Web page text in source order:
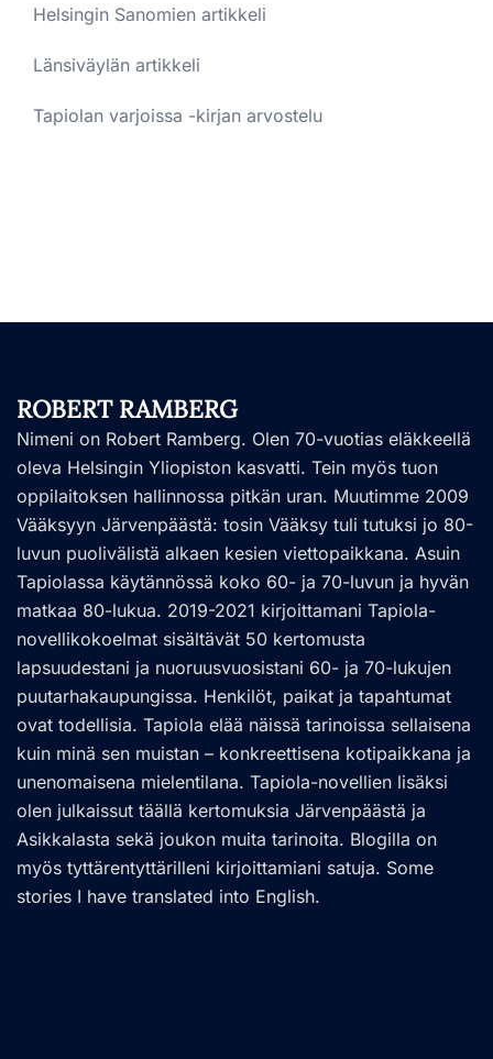
Helsingin Sanomien artikkeli
Länsiväylän artikkeli
Tapiolan varjoissa -kirjan arvostelu
ROBERT RAMBERG
Nimeni on Robert Ramberg. Olen 70-vuotias eläkkeellä
oleva Helsingin Yliopiston kasvatti. Tein myös tuon
oppilaitoksen hallinnossa pitkän uran. Muutimme 2009
Vääksyyn Järvenpäästä: tosin Vääksy tuli tutuksi jo 80-
luvun puolivälistä alkaen kesien viettopaikkana. Asuin
Tapiolassa käytännössä koko 60- ja 70-luvun ja hyvän
matkaa 80-lukua. 2019-2021 kirjoittamani Tapiola-
novellikokoelmat sisältävät 50 kertomusta
lapsuudestani ja nuoruusvuosistani 60- ja 70-lukujen
puutarhakaupungissa. Henkilöt, paikat ja tapahtumat
ovat todellisia. Tapiola elää näissä tarinoissa sellaisena
kuin minä sen muistan – konkreettisena kotipaikkana ja
unenomaisena mielentilana. Tapiola-novellien lisäksi
olen julkaissut täällä kertomuksia Järvenpäästä ja
Asikkalasta sekä joukon muita tarinoita. Blogilla on
myös tyttärentyttärilleni kirjoittamiani satuja. Some
stories I have translated into English.